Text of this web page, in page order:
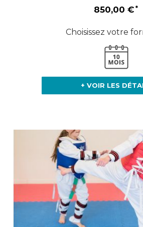
850,00 €
Choisissez votre
+ VOIR LES